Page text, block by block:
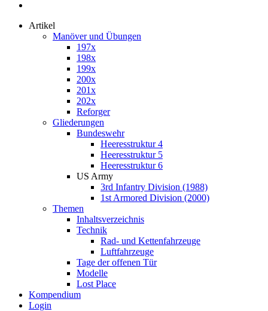
Artikel
Manöver und Übungen
197x
198x
199x
200x
201x
202x
Reforger
Gliederungen
Bundeswehr
Heeresstruktur 4
Heeresstruktur 5
Heeresstruktur 6
US Army
3rd Infantry Division (1988)
1st Armored Division (2000)
Themen
Inhaltsverzeichnis
Technik
Rad- und Kettenfahrzeuge
Luftfahrzeuge
Tage der offenen Tür
Modelle
Lost Place
Kompendium
Login